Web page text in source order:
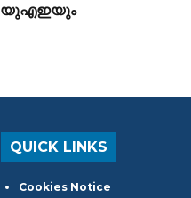
യുഎഇയും
QUICK LINKS
Cookies Notice